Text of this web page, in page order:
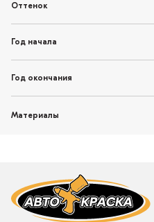
Оттенок
Год начала
Год окончания
Материалы